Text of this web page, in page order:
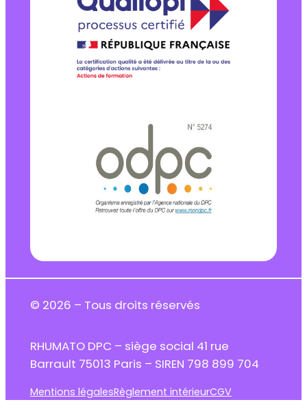
© 2026 – Tous droits réservés
RHUMATO DPC – siège social 41 rue
Barrault 75013 Paris – SIREN 798 899 704
Mentions légalesRèglement intérieurCGV